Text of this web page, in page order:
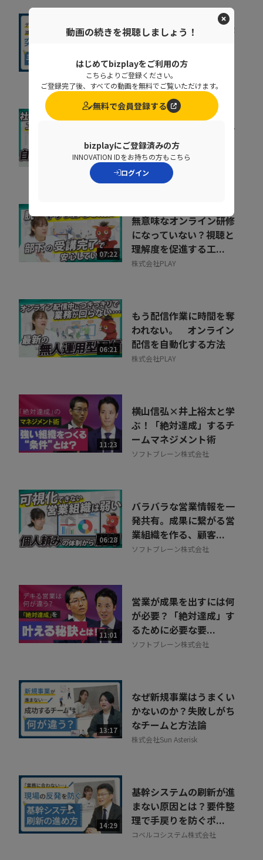
08:36
人事給与システムで手作
タの分断対策、業...
株式会社ニッセイコム
09:31
属人化した社内研修を見
直す。自ら学び、自走す
る仕組みの作り方
株式会社PLAY
07:22
無意味なオンライン研修
になっていない？視聴と
理解度を促進する工...
株式会社PLAY
06:21
もう配信作業に時間を奪
われない。 オンライン
配信を自動化する方法
株式会社PLAY
11:23
横山信弘×井上裕太と学
ぶ！「絶対達成」するチ
ームマネジメント術
ソフトブレーン株式会社
06:28
バラバラな営業情報を一
発共有。成果に繋がる営
業組織を作る、顧客...
ソフトブレーン株式会社
11:01
営業が成果を出すには何
が必要？「絶対達成」す
るために必要な要...
ソフトブレーン株式会社
13:17
なぜ新規事業はうまくい
かないのか？失敗しがち
なチームと方法論
株式会社Sun Asterisk
14:29
基幹システムの刷新が進
まない原因とは？要件整
理で手戻りを防ぐポ...
コベルコシステム株式会社
動画の続きを視聴しましょう！
はじめてbizplayをご利用の方
こちらよりご登録ください。
ご登録完了後、すべての動画を無料でご覧いただけます。
無料で会員登録する
bizplayにご登録済みの方
INNOVATION IDをお持ちの方もこちら
ログイン